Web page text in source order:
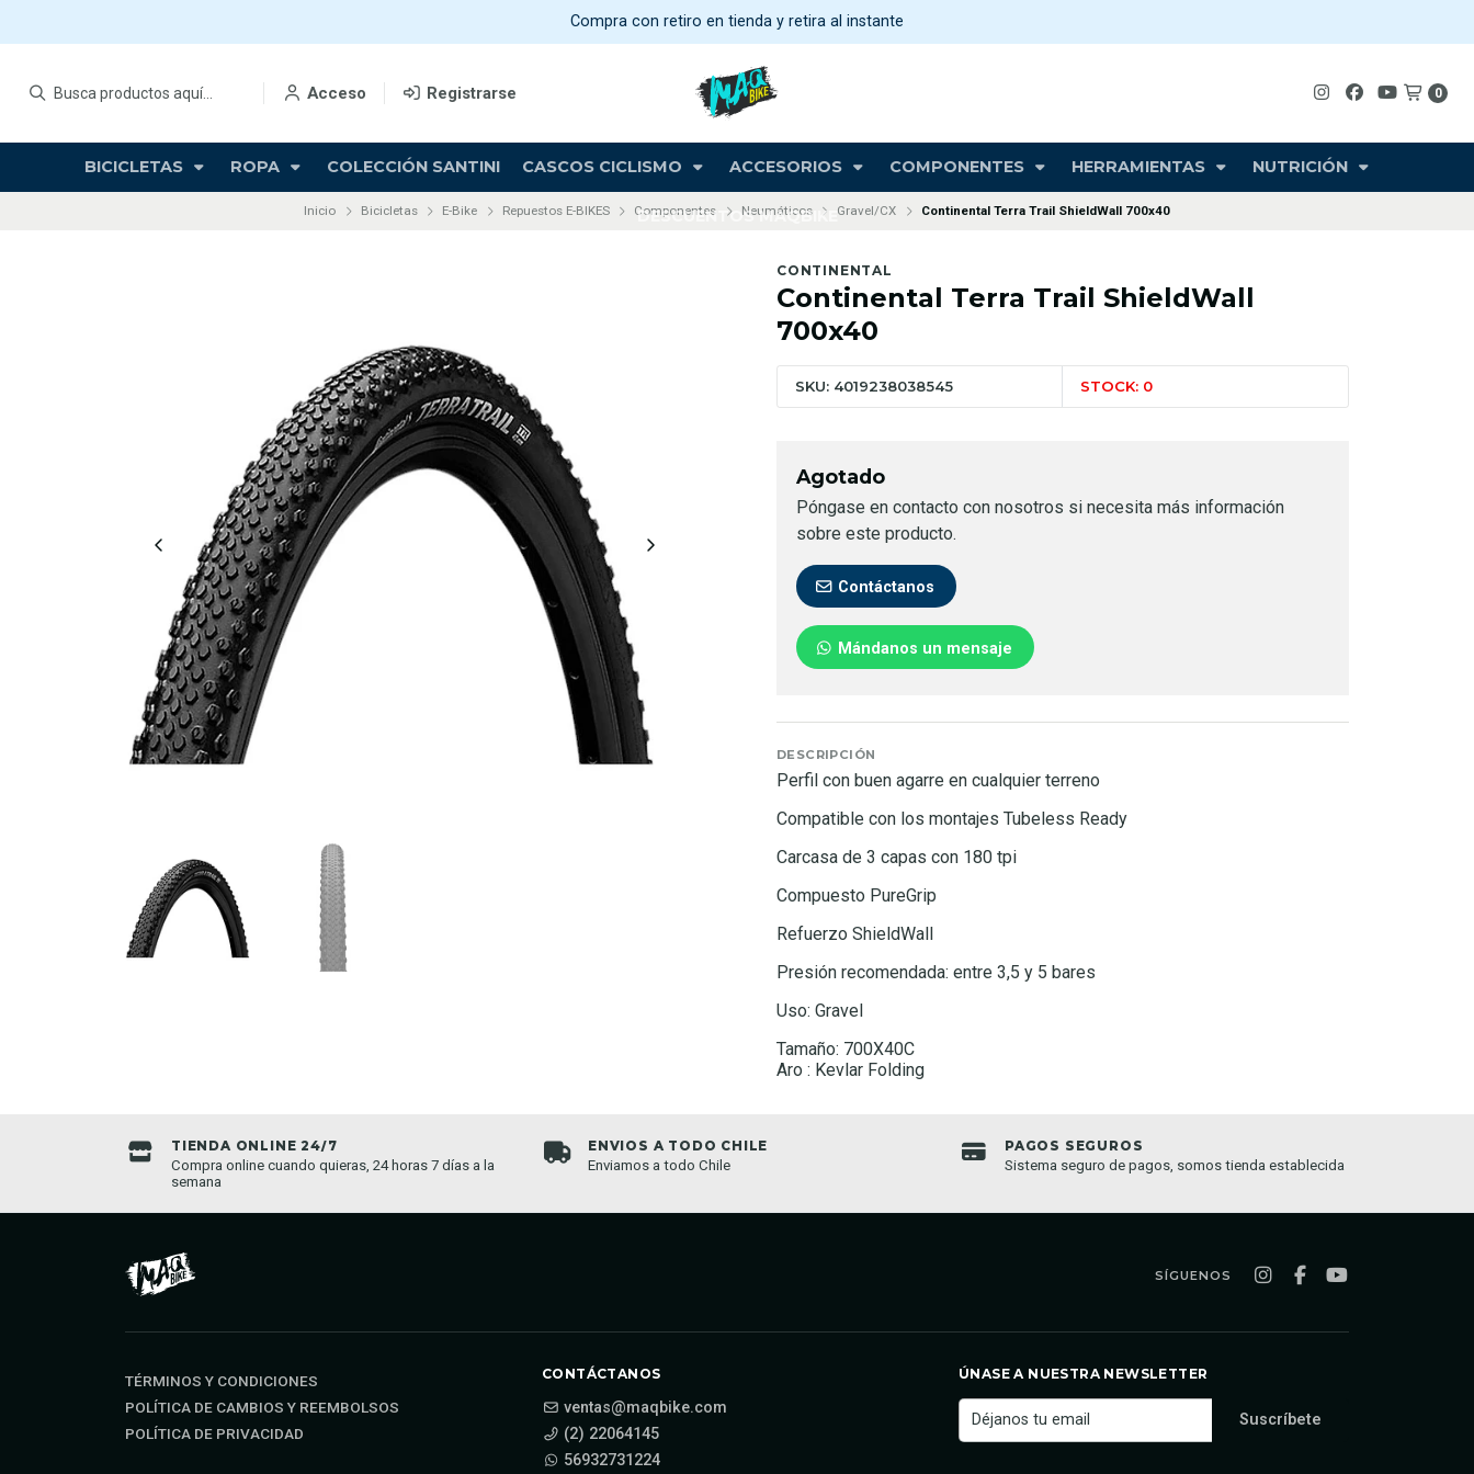
Acceso Registrarse 0
BICICLETAS ROPA COLECCIÓN SANTINI CASCOS CICLISMO ACCESORIOS COMPONENTES HERRAMIENTAS NUTRICIÓN
DESCUENTOS MAQBIKE
Compra con retiro en tienda y retira al instante
Inicio Bicicletas E-Bike Repuestos E-BIKES Componentes Neumáticos Gravel/CX Continental Terra Trail ShieldWall 700x40
CONTINENTAL
Continental Terra Trail ShieldWall
700x40
SKU: 4019238038545 STOCK: 0
Agotado
Póngase en contacto con nosotros si necesita más información
sobre este producto.
Contáctanos
Mándanos un mensaje
DESCRIPCIÓN
Perfil con buen agarre en cualquier terreno
Compatible con los montajes Tubeless Ready
Carcasa de 3 capas con 180 tpi
Compuesto PureGrip
Refuerzo ShieldWall
Presión recomendada: entre 3,5 y 5 bares
Uso: Gravel
Tamaño: 700X40C
Aro : Kevlar Folding
TIENDA ONLINE 24/7
Compra online cuando quieras, 24 horas 7 días a la
semana
ENVIOS A TODO CHILE
Enviamos a todo Chile
PAGOS SEGUROS
Sistema seguro de pagos, somos tienda establecida
SÍGUENOS
TÉRMINOS Y CONDICIONES
POLÍTICA DE CAMBIOS Y REEMBOLSOS
POLÍTICA DE PRIVACIDAD
CONTÁCTANOS
ventas@maqbike.com
(2) 22064145
56932731224
ÚNASE A NUESTRA NEWSLETTER